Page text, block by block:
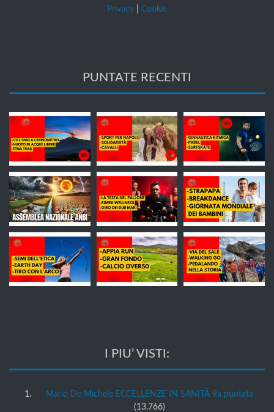
Privacy Cookie
PUNTATE RECENTI
I PIU’ VISTI:
Mario De Michele ECCELLENZE IN SANITÀ 9a puntata
(13.766)